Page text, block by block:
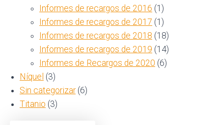
Informes de recargos de 2016 (1)
Informes de recargos de 2017 (1)
Informes de recargos de 2018 (18)
Informes de recargos de 2019 (14)
Informes de Recargos de 2020 (6)
Níquel (3)
Sin categorizar(6)
Titanio (3)